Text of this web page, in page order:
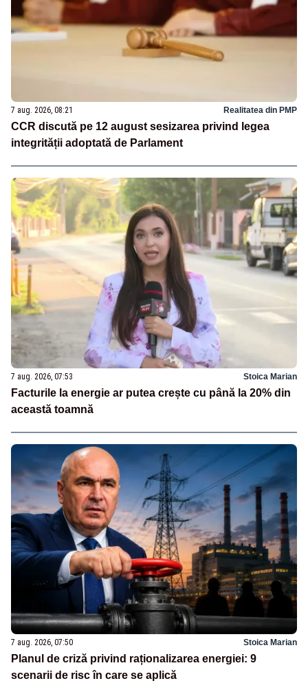
7 aug. 2026, 08:21 Realitatea din PMP
CCR discută pe 12 august sesizarea privind legea
integrității adoptată de Parlament
7 aug. 2026, 07:53 Stoica Marian
Facturile la energie ar putea crește cu până la 20% din
această toamnă
7 aug. 2026, 07:50 Stoica Marian
Planul de criză privind raționalizarea energiei: 9
scenarii de risc în care se aplică